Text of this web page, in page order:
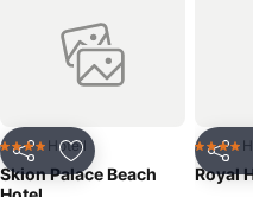
Dela Lägg till i Mina
4 StjärnorHotell
Skion Palace Beach
Dela
4
Royal